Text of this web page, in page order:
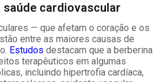
saúde cardiovascular
— que afetam o coração e os
entre as maiores causas de
Estudos destacam que a berberina
terapêuticos em algumas
incluindo hipertrofia cardíaca,